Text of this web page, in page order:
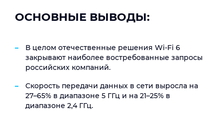
ОСНОВНЫЕ ВЫВОДЫ:
В целом отечественные решения Wi-Fi 6
закрывают наиболее востребованные запросы
российских компаний.
Cкорость передачи данных в сети выросла на
27–65% в диапазоне 5 ГГц и на 21–25% в
диапазоне 2,4 ГГц.